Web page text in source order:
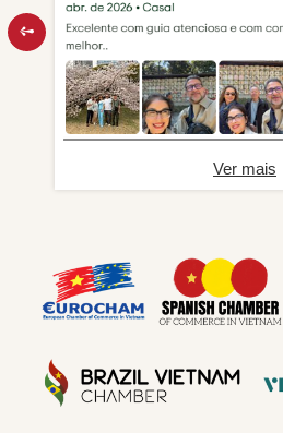
Ver mais